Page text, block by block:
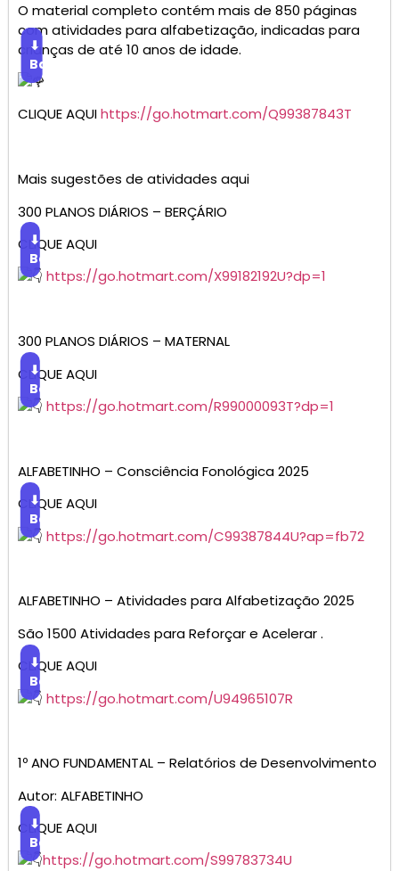
O material completo contém mais de 850 páginas
com atividades para alfabetização, indicadas para
crianças de até 10 anos de idade.
⬇
Baixar
CLIQUE AQUIhttps://go.hotmart.com/Q99387843T
Mais sugestões de atividades aqui
300 PLANOS DIÁRIOS – BERÇÁRIO
CLIQUE AQUI
⬇
Baixar
https://go.hotmart.com/X99182192U?dp=1
300 PLANOS DIÁRIOS – MATERNAL
CLIQUE AQUI
⬇
Baixar
https://go.hotmart.com/R99000093T?dp=1
ALFABETINHO – Consciência Fonológica 2025
CLIQUE AQUI
⬇
Baixar
https://go.hotmart.com/C99387844U?ap=fb72
ALFABETINHO – Atividades para Alfabetização 2025
São 1500 Atividades para Reforçar e Acelerar .
CLIQUE AQUI
⬇
Baixar
https://go.hotmart.com/U94965107R
1º ANO FUNDAMENTAL – Relatórios de Desenvolvimento
Autor: ALFABETINHO
CLIQUE AQUI
⬇
Baixar
https://go.hotmart.com/S99783734U